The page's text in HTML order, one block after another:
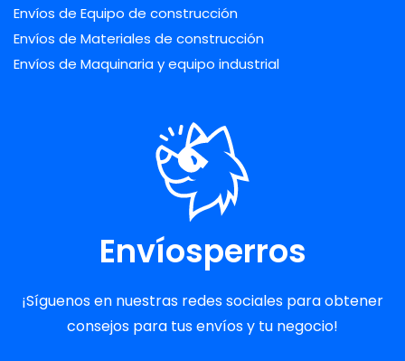
Envíos de Equipo de construcción
Envíos de Materiales de construcción
Envíos de Maquinaria y equipo industrial
Envíosperros
¡Síguenos en nuestras redes sociales para obtener
consejos para tus envíos y tu negocio!